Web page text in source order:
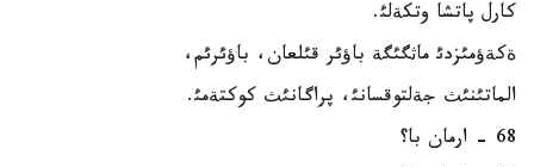
كارل پاتشا وتكةلئ.
ةكةؤمئزدئ ماثگئگة باؤئر قئلعان، باؤئرئم،
الماتئنئث جةلتوقسانئ، پراگانئث كوكتةمئ.
68 - ارمان با؟